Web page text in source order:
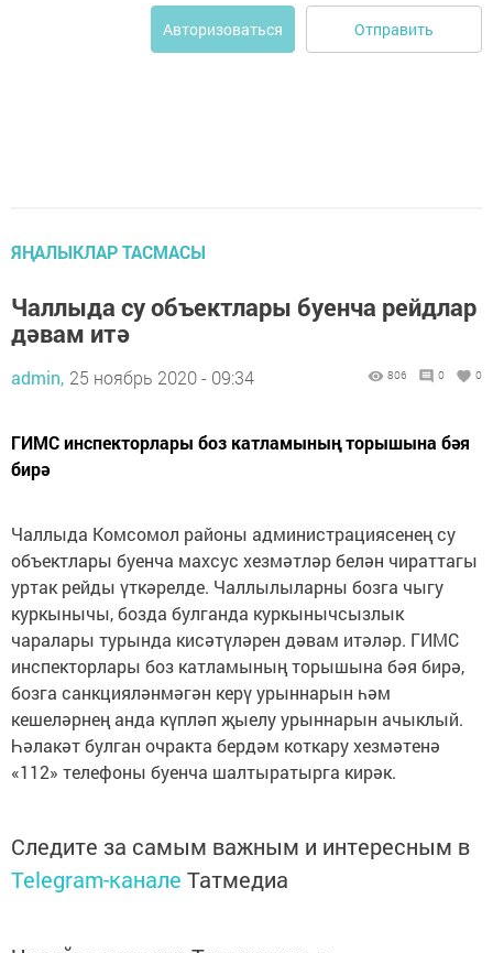
Авторизоваться Отправить
ЯҢАЛЫКЛАР ТАСМАСЫ
Чаллыда су объектлары буенча рейдлар
дәвам итә
admin, 25 ноябрь 2020 - 09:34 806 0 0
ГИМС инспекторлары боз катламының торышына бәя
бирә
Чаллыда Комсомол районы администрациясенең су
объектлары буенча махсус хезмәтләр белән чираттагы
уртак рейды үткәрелде. Чаллылыларны бозга чыгу
куркынычы, бозда булганда куркынычсызлык
чаралары турында кисәтүләрен дәвам итәләр. ГИМС
инспекторлары боз катламының торышына бәя бирә,
бозга санкцияләнмәгән керү урыннарын һәм
кешеләрнең анда күпләп җыелу урыннарын ачыклый.
Һәлакәт булган очракта бердәм коткару хезмәтенә
«112» телефоны буенча шалтыратырга кирәк.
Следите за самым важным и интересным в
Telegram-канале Татмедиа